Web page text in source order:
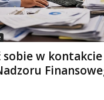
sobie w kontakcie